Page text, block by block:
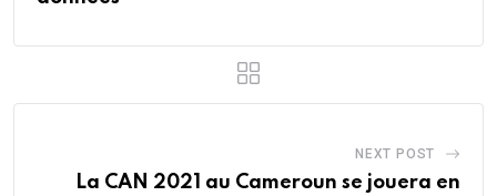
NEXT POST
La CAN 2021 au Cameroun se jouera en